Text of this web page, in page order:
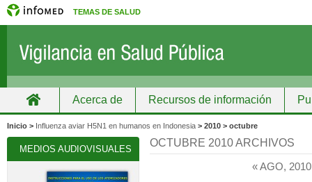
TEMAS DE SALUD
Acerca de Recursos de información
Grupos Recursos de información
Inicio > Influenza aviar H5N1 en humanos en Indonesia > 2010 > octubre
OCTUBRE 2010 ARCHIVOS
« AGO, 2010
MEDIOS AUDIOVISUALES